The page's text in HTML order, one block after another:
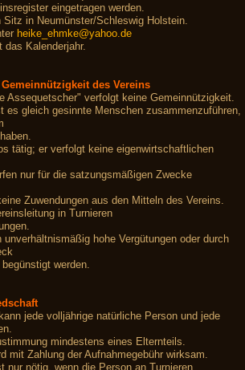
eingetragen werden.
Sitz in Neumünster/Schleswig Holstein.
heike_ehmke@yahoo.de
Kalenderjahr.
des Vereins
Assequetscher" verfolgt keine Gemeinnützigkeit.
es gleich gesinnte Menschen zusammenzuführen,
tätig; er verfolgt keine eigenwirtschaftlichen
nur für die satzungsmäßigen Zwecke
Zuwendungen aus den Mitteln des Vereins.
in Turnieren
unverhältnismäßig hohe Vergütungen oder durch
werden.
jede volljährige natürliche Person und jede
mindestens eines Elternteils.
mit Zahlung der Aufnahmegebühr wirksam.
nur nötig, wenn die Person an Turnieren